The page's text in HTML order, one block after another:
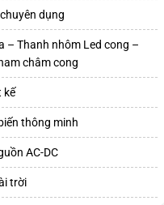
dụng
– Thanh nhôm Led cong –
châm cong
kế
thông minh
AC-DC
trời